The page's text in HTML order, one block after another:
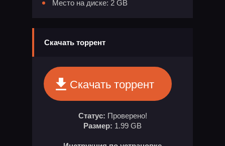
Место на диске: 2 GB
Скачать торрент
Скачать торрент
Статус: Проверено!
Размер: 1.99 GB